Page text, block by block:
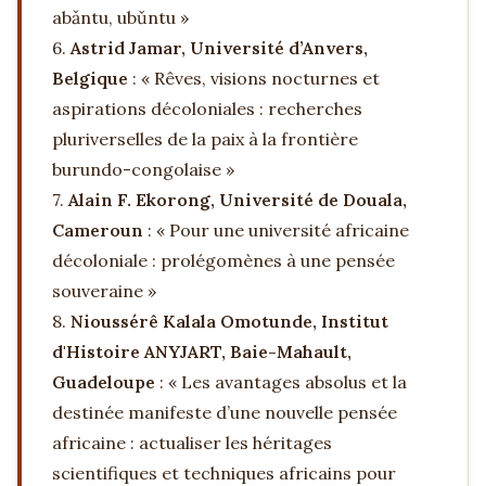
abǎntu, ubǔntu »
6.Astrid Jamar, Université d’Anvers,
Belgique : « Rêves, visions nocturnes et
aspirations décoloniales : recherches
pluriverselles de la paix à la frontière
burundo-congolaise »
7.Alain F. Ekorong, Université de Douala,
Cameroun : « Pour une université africaine
décoloniale : prolégomènes à une pensée
souveraine »
8. Nioussérê Kalala Omotunde, Institut
d'Histoire ANYJART, Baie-Mahault,
Guadeloupe : « Les avantages absolus et la
destinée manifeste d’une nouvelle pensée
africaine : actualiser les héritages
scientifiques et techniques africains pour